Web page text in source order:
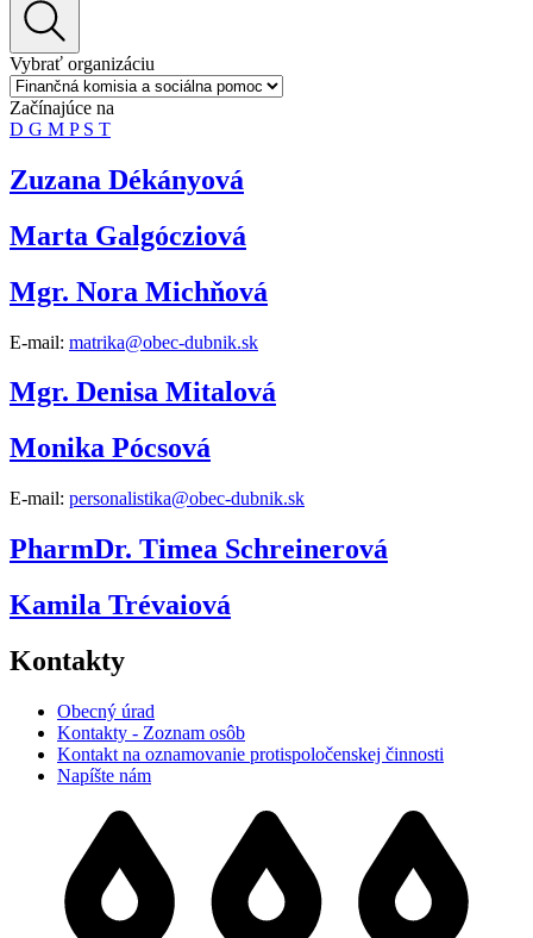
Vybrať organizáciu
Začínajúce na
D G M P S T
Zuzana Dékányová
Marta Galgócziová
Mgr. Nora Michňová
E-mail: matrika@obec-dubnik.sk
Mgr. Denisa Mitalová
Monika Pócsová
E-mail: personalistika@obec-dubnik.sk
PharmDr. Timea Schreinerová
Kamila Trévaiová
Kontakty
Obecný úrad
Kontakty - Zoznam osôb
Kontakt na oznamovanie protispoločenskej činnosti
Napíšte nám